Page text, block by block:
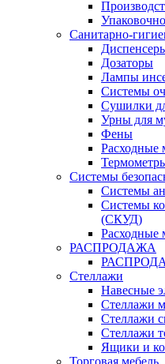
Санитарно-
Дозаторы
Лампы
Системы
Сушилки
Урны для
Фены
Расходные
Системы
Системы
Системы
(СКУД)
Расходные
РАСПРОДАЖА
Стеллажи
Навесные
Стеллажи
Стеллажи
Стеллажи
Ящики и
Торговая мебель